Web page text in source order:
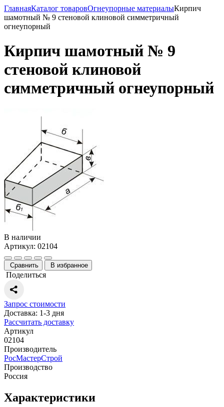
ГлавнаяКаталог товаровОгнеупорные материалыКирпич
шамотный № 9 стеновой клиновой симметричный
огнеупорный
Кирпич шамотный № 9
стеновой клиновой
симметричный огнеупорный
В наличии
Артикул: 02104
Сравнить В избранное
Поделиться
Запрос стоимости
Доставка: 1-3 дня
Рассчитать доставку
Артикул
02104
Производитель
РосМастерСтрой
Производство
Россия
Характеристики